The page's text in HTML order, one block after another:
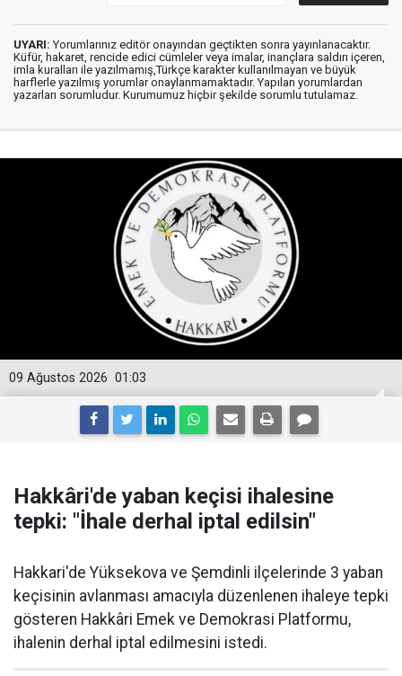
UYARI: Yorumlarınız editör onayından geçtikten sonra yayınlanacaktır.
Küfür, hakaret, rencide edici cümleler veya imalar, inançlara saldırı içeren,
imla kuralları ile yazılmamış,Türkçe karakter kullanılmayan ve büyük
harflerle yazılmış yorumlar onaylanmamaktadır. Yapılan yorumlardan
yazarları sorumludur. Kurumumuz hiçbir şekilde sorumlu tutulamaz.
01:03
09 Ağustos 2026
Hakkâri'de yaban keçisi ihalesine
tepki: "İhale derhal iptal edilsin"
Hakkari'de Yüksekova ve Şemdinli ilçelerinde 3 yaban
keçisinin avlanması amacıyla düzenlenen ihaleye tepki
gösteren Hakkâri Emek ve Demokrasi Platformu,
ihalenin derhal iptal edilmesini istedi.